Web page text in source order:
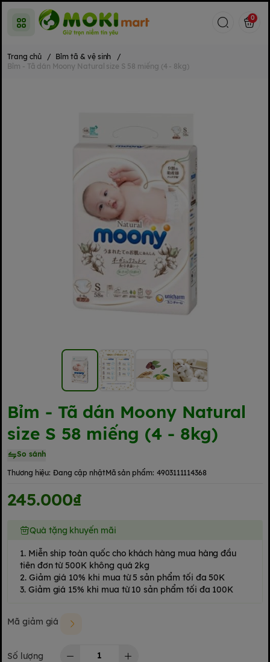
0
Trang chủ / Bỉm tã & vệ sinh
/
Bỉm - Tã dán Moony Natural size S 58 miếng (4 - 8kg)
Bỉm - Tã dán Moony Natural
size S 58 miếng (4 - 8kg)
So sánh
Thương hiệu: Đang cập nhậtMã sản phẩm: 4903111114368
245.000₫
Quà tặng khuyến mãi
1. Miễn ship toàn quốc cho khách hàng mua hàng đầu
tiên đơn từ 500K không quá 2kg
2. Giảm giá 10% khi mua từ 5 sản phẩm tối đa 50K
3. Giảm giá 15% khi mua từ 10 sản phẩm tối đa 100K
Mã giảm giá
Số lượng